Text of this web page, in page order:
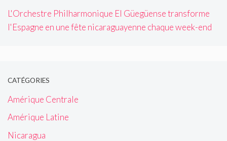
L'Orchestre Philharmonique El Güegüense transforme
l'Espagne en une fête nicaraguayenne chaque week-end
CATÉGORIES
Amérique Centrale
Amérique Latine
Nicaragua